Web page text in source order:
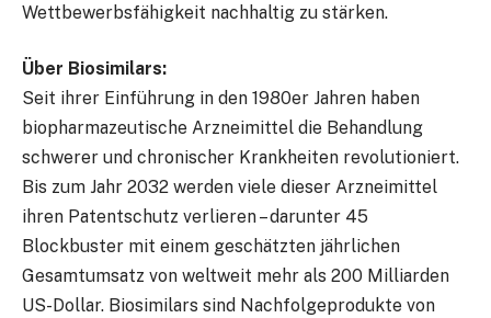
Wettbewerbsfähigkeit nachhaltig zu stärken.
Über Biosimilars:
Seit ihrer Einführung in den 1980er Jahren haben
biopharmazeutische Arzneimittel die Behandlung
schwerer und chronischer Krankheiten revolutioniert.
Bis zum Jahr 2032 werden viele dieser Arzneimittel
ihren Patentschutz verlieren – darunter 45
Blockbuster mit einem geschätzten jährlichen
Gesamtumsatz von weltweit mehr als 200 Milliarden
US-Dollar. Biosimilars sind Nachfolgeprodukte von